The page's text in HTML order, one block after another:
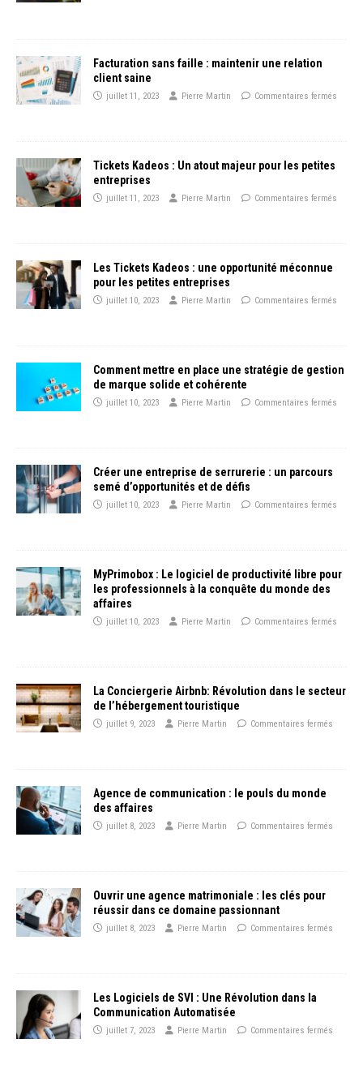
Facturation sans faille : maintenir une relation
client saine
juillet 11, 2023 Pierre Martin Commentaires fermés
Tickets Kadeos : Un atout majeur pour les petites
entreprises
juillet 11, 2023 Pierre Martin Commentaires fermés
Les Tickets Kadeos : une opportunité méconnue
pour les petites entreprises
juillet 10, 2023 Pierre Martin Commentaires fermés
Comment mettre en place une stratégie de gestion
de marque solide et cohérente
juillet 10, 2023 Pierre Martin Commentaires fermés
Créer une entreprise de serrurerie : un parcours
semé d’opportunités et de défis
juillet 10, 2023 Pierre Martin Commentaires fermés
MyPrimobox : Le logiciel de productivité libre pour
les professionnels à la conquête du monde des
affaires
juillet 10, 2023 Pierre Martin Commentaires fermés
La Conciergerie Airbnb: Révolution dans le secteur
de l’hébergement touristique
juillet 9, 2023 Pierre Martin Commentaires fermés
Agence de communication : le pouls du monde
des affaires
juillet 8, 2023 Pierre Martin Commentaires fermés
Ouvrir une agence matrimoniale : les clés pour
réussir dans ce domaine passionnant
juillet 8, 2023 Pierre Martin Commentaires fermés
Les Logiciels de SVI : Une Révolution dans la
Communication Automatisée
juillet 7, 2023 Pierre Martin Commentaires fermés